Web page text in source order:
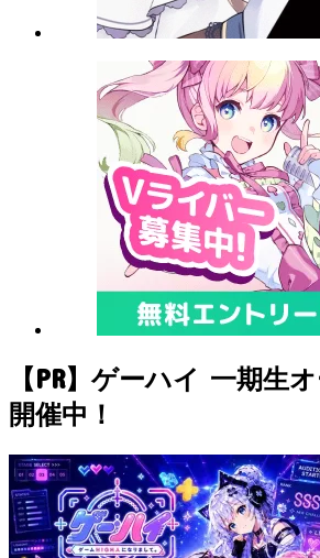
【PR】ゲーハイ 一期生
開催中！